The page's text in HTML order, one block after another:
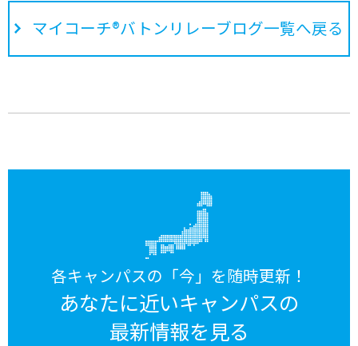
マイコーチ®バトンリレーブログ一覧へ戻る
各キャンパスの「今」を随時更新！
あなたに近いキャンパスの
最新情報を見る